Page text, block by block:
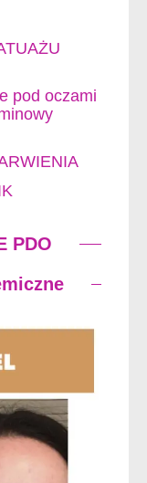
pod oczami
PDO